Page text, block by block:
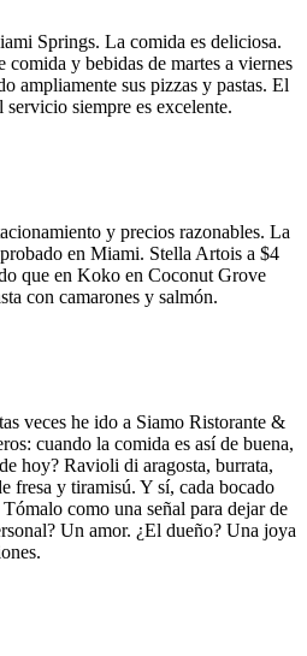
Springs. La comida es deliciosa.
y bebidas de martes a viernes
ampliamente sus pizzas y pastas. El
siempre es excelente.
y precios razonables. La
en Miami. Stella Artois a $4
que en Koko en Coconut Grove
con camarones y salmón.
veces he ido a Siamo Ristorante &
cuando la comida es así de buena,
hoy? Ravioli di aragosta, burrata,
fresa y tiramisú. Y sí, cada bocado
como una señal para dejar de
Un amor. ¿El dueño? Una joya